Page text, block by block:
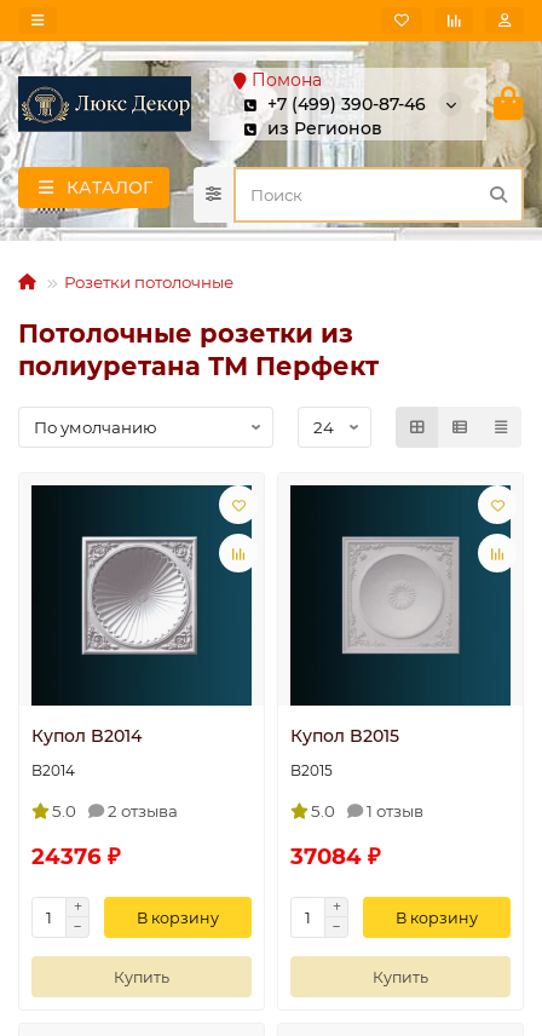
Помона
+7 (499) 390-87-46
из Регионов
КАТАЛОГ
Розетки потолочные
Потолочные розетки из
полиуретана ТМ Перфект
Купол B2014
B2014
5.0 2 отзыва
24376 ₽
В корзину
Купить
Купол B2015
B2015
5.0 1 отзыв
37084 ₽
В корзину
Купить